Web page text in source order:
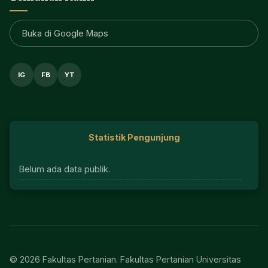
Buka di Google Maps
IG FB YT
Statistik Pengunjung
Belum ada data publik.
© 2026 Fakultas Pertanian. Fakultas Pertanian Universitas